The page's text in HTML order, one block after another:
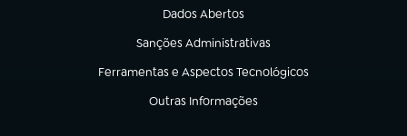
Dados Abertos
(abre em nova aba)
Sanções Administrativas
(abre em nova aba)
Ferramentas e Aspectos Tecnológicos
(abre em nova aba)
Outras Informações
(abre em nova aba)